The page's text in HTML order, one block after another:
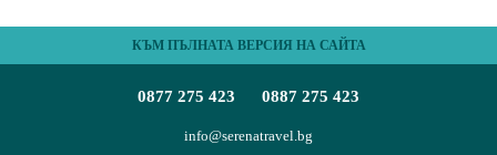
За нас
Условия за пътуване
Полезна информация
Контакти
КЪМ ПЪЛНАТА ВЕРСИЯ НА САЙТА
0877 275 423 0887 275 423
info@serenatravel.bg